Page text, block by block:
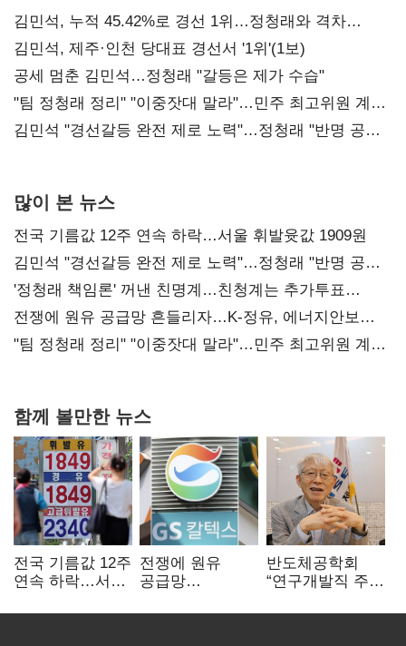
김민석, 누적 45.42%로 경선 1위…정청래와 격차
0.86%p(2보)
김민석, 제주·인천 당대표 경선서 '1위'(1보)
공세 멈춘 김민석…정청래 "갈등은 제가 수습"
"팀 정청래 정리" "이중잣대 말라"…민주 최고위원 계파
다툼 격화
김민석 "경선갈등 완전 제로 노력"…정청래 "반명 공세
많이 본 뉴스
전국 기름값 12주 연속 하락…서울 휘발윳값 1909원
김민석 "경선갈등 완전 제로 노력"…정청래 "반명 공세
사과부터"
'정청래 책임론' 꺼낸 친명계…친청계는 추가투표
때리기
전쟁에 원유 공급망 흔들리자…K-정유, 에너지안보
핵심으로 재부상
"팀 정청래 정리" "이중잣대 말라"…민주 최고위원 계파
함께 볼만한 뉴스
전국 기름값 12주
연속 하락…서울
전쟁에 원유
공급망
정유, 에너지안보
반도체공학회
“연구개발직 주
개선해야”